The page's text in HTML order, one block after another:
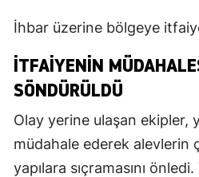
İhbar üzerine bölgeye
İTFAIYENIN
SÖNDÜRÜLDÜ
Olay yerine ulaşan ekipler,
müdahale ederek alevlerin
yapılara sıçramasını